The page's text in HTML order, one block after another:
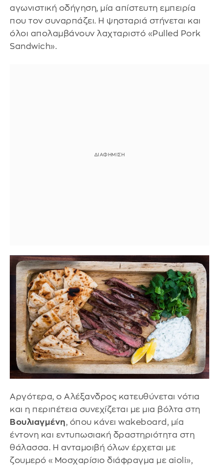
αγωνιστική οδήγηση, μία απίστευτη εμπειρία
που τον συναρπάζει. Η ψησταριά στήνεται και
όλοι απολαμβάνουν λαχταριστό «Pulled Pork
Sandwich».
Αργότερα, ο Αλέξανδρος κατευθύνεται νότια
και η περιπέτεια συνεχίζεται με μια βόλτα στη
Βουλιαγμένη, όπου κάνει wakeboard, μία
έντονη και εντυπωσιακή δραστηριότητα στη
θάλασσα. Η ανταμοιβή όλων έρχεται με
ζουμερό «Μοσχαρίσιο διάφραγμα με aioli»,